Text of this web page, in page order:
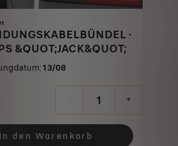
-
&QUOT;JACK&QUOT;
13/08
- +
In den Warenkorb